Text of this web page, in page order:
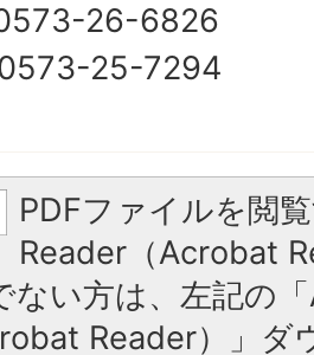
26-6826
25-7294
PDFファイルを閲
Reader（Acrobat
ない方は、左記の
Reader）」ダ